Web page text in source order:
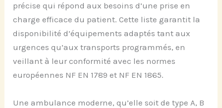
précise qui répond aux besoins d’une prise en
charge efficace du patient. Cette liste garantit la
disponibilité d’équipements adaptés tant aux
urgences qu’aux transports programmés, en
veillant à leur conformité avec les normes
européennes NF EN 1789 et NF EN 1865.
Une ambulance moderne, qu’elle soit de type A, B